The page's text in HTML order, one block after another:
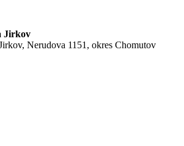
Jirkov
Nerudova 1151, okres Chomutov